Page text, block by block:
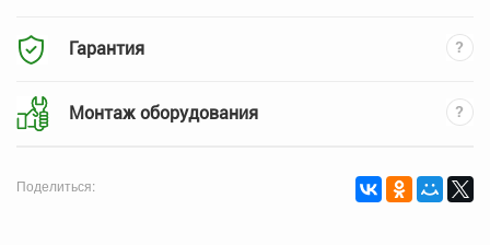
Гарантия
Монтаж оборудования
Поделиться: